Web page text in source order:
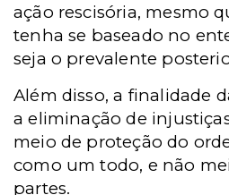
ação rescisória, mesmo
tenha se baseado no
seja o prevalente
Além disso, a finalidade
a eliminação de
meio de proteção do
como um todo, e não
partes.